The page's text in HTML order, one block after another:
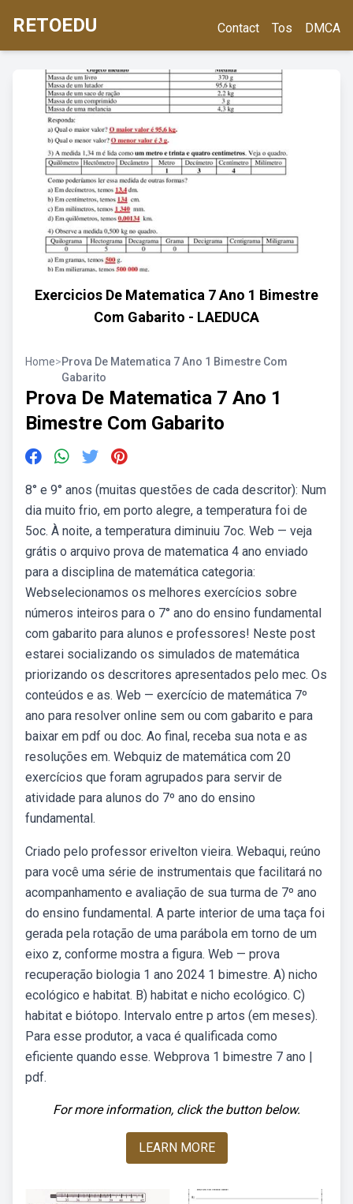
RETOEDU Contact Tos DMCA
Exercicios De Matematica 7 Ano 1 Bimestre
Com Gabarito - LAEDUCA
Home>Prova De Matematica 7 Ano 1 Bimestre Com
Gabarito
Prova De Matematica 7 Ano 1
Bimestre Com Gabarito
8° e 9° anos (muitas questões de cada descritor): Num
dia muito frio, em porto alegre, a temperatura foi de
5oc. À noite, a temperatura diminuiu 7oc. Web — veja
grátis o arquivo prova de matematica 4 ano enviado
para a disciplina de matemática categoria:
Webselecionamos os melhores exercícios sobre
números inteiros para o 7° ano do ensino fundamental
com gabarito para alunos e professores! Neste post
estarei socializando os simulados de matemática
priorizando os descritores apresentados pelo mec. Os
conteúdos e as. Web — exercício de matemática 7º
ano para resolver online sem ou com gabarito e para
baixar em pdf ou doc. Ao final, receba sua nota e as
resoluções em. Webquiz de matemática com 20
exercícios que foram agrupados para servir de
atividade para alunos do 7º ano do ensino
fundamental.
Criado pelo professor erivelton vieira. Webaqui, reúno
para você uma série de instrumentais que facilitará no
acompanhamento e avaliação de sua turma de 7º ano
do ensino fundamental. A parte interior de uma taça foi
gerada pela rotação de uma parábola em torno de um
eixo z, conforme mostra a figura. Web — prova
recuperação biologia 1 ano 2024 1 bimestre. A) nicho
ecológico e habitat. B) habitat e nicho ecológico. C)
habitat e biótopo. Intervalo entre p artos (em meses).
Para esse produtor, a vaca é qualificada como
eficiente quando esse. Webprova 1 bimestre 7 ano |
pdf.
For more information, click the button below.
LEARN MORE